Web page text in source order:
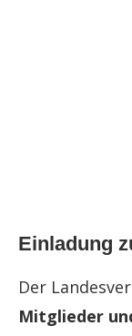
Einladung
Der
Mitglieder